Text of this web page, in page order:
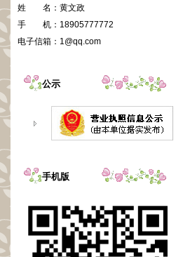
姓 名： 黄文政
手 机： 18905777772
电子信箱： 1@qq.com
公示
手机版